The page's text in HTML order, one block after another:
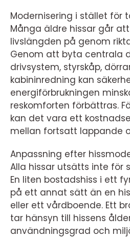
Modernisering i stället för
Många äldre hissar går
livslängden på genom
Genom att byta centrala
drivsystem, styrskåp,
kabininredning kan
energiförbrukningen
reskomforten förbättras.
kan det vara ett
mellan fortsatt lappande
Anpassning efter
Alla hissar utsätts inte för
En liten bostadshiss i ett
på ett annat sätt än en
eller ett vårdboende. Ett
tar hänsyn till hissens
användningsgrad och